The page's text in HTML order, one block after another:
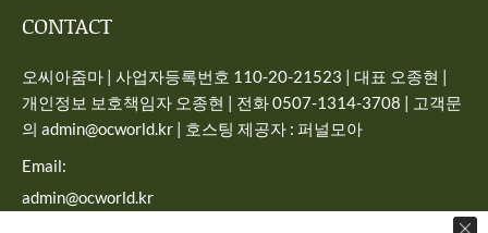
CONTACT
오씨아줌마 | 사업자등록번호 110-20-21523 | 대표 오종현 |
개인정보 보호책임자 오종현 | 전화 0507-1314-3708 | 고객문
의 admin@ocworld.kr | 호스팅 제공자 : 퍼널모아
Email:
admin@ocworld.kr